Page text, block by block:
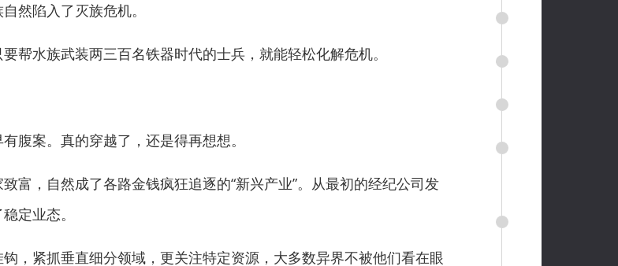
陷入了灭族危机。
水族武装两三百名铁器时代的士兵，就能轻松化解危机。
案。真的穿越了，还是得再想想。
，自然成了各路金钱疯狂追逐的“新兴产业”。从最初的经纪公司发
定业态。
紧抓垂直细分领域，更关注特定资源，大多数异界不被他们看在眼